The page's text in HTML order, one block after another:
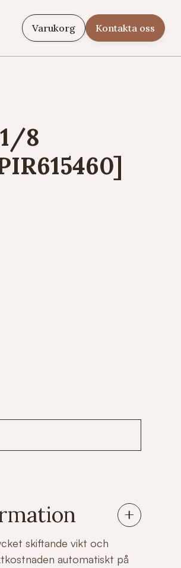
Varukorg Kontakta oss
8
skiftande vikt och
automatiskt på